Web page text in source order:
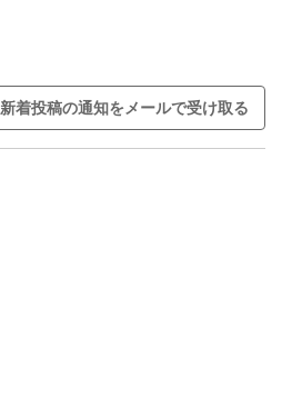
新着投稿の通知をメールで受け取る